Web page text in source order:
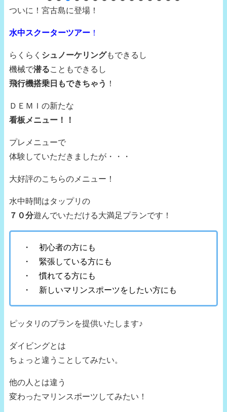
ついに！宮古島に登場！
水中スクーターツアー ！
らくらく シュノーケリングもできるし
機械で潜る こともできるし
飛行機搭乗日もできちゃう
！
ＤＥＭＩの新たな
看板メニュー！！
プレメニューで
体験していただきましたが・・・
大好評のこちらのメニュー！
水中時間はタップリの
７０分遊んでいただける大満足プランです！
・ 初心者の方にも
・ 緊張している方にも
・ 慣れてる方にも
・ 新しいマリンスポーツをしたい方にも
ピッタリのプランを提供いたします♪
ダイビングとは
ちょっと違うことしてみたい。
他の人とは違う
変わったマリンスポーツしてみたい！